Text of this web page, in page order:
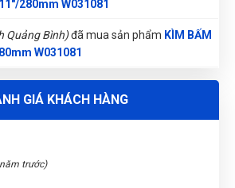
280mm W031081
Quảng Bình)đã mua sản phẩm KÌM BẤM
W031081
(Tỉnh Thái Nguyên)đã mua sản phẩm
ĐẾ 11"/280mm W031081
W031081
GIÁ KHÁCH HÀNG
trước)
trước)